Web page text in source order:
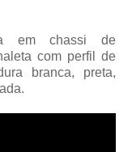
em chassi de
com perfil de
branca, preta,